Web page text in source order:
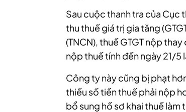
Sau cuộc thanh tra của Cục
thu thuế giá trị gia tăng
(TNCN), thuế GTGT nộp
nộp thuế tính đến ngày 21/5
Công ty này cũng bị phạt
thiếu số tiền thuế phải nộp
bổ sung hồ sơ khai thuế